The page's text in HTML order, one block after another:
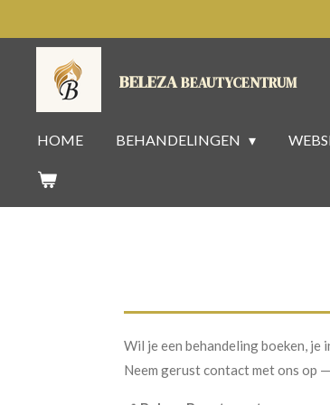
direct
BELEZABEAUTYCENTRUM
HOME BEHANDELINGEN
Wil je een behandeling boeken, je
Neem gerust contact met ons op